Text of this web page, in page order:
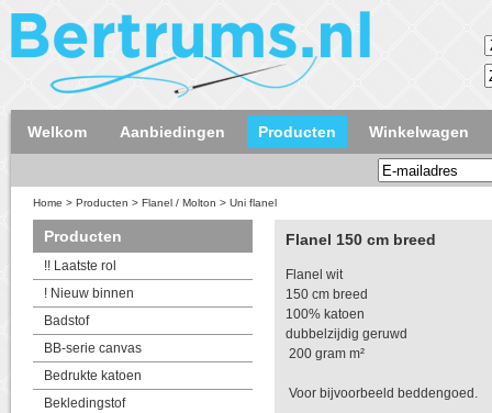
Welkom Aanbiedingen Producten Winkelwagen
Home > Producten > Flanel / Molton > Uni flanel
Producten
!! Laatste rol
! Nieuw binnen
Badstof
BB-serie canvas
Bedrukte katoen
Bekledingstof
Flanel 150 cm breed
Flanel wit
150 cm breed
100% katoen
dubbelzijdig geruwd
200 gram m²
Voor bijvoorbeeld beddengoed.